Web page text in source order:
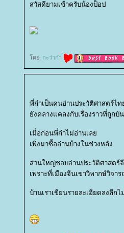
สวัสดียามเช้าครับน้องป็อป
ดย: กะว่าก๋า
พี่ก๋าเป็นคนอ่านประวัติศาสตร์ไ
งคลางแคลงกับเรื่องราวที่ถูกบั
เมื่อก่อนพี่ก๋าไม่อ่านเล
เพิ่งมาซื้ออ่านบ้างในช่วงหลัง
ส่วนใหญ่ชอบอ่านประวัติศาสตร์
เพราะที่เมืองจีนเขาวิพากษ์วิจา
บ้านเราเขียนรายละเอียดลงลึกไ